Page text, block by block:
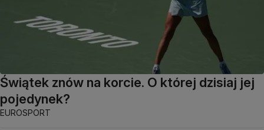
Świątek znów na korcie. O której dzisiaj jej
pojedynek?
EUROSPORT